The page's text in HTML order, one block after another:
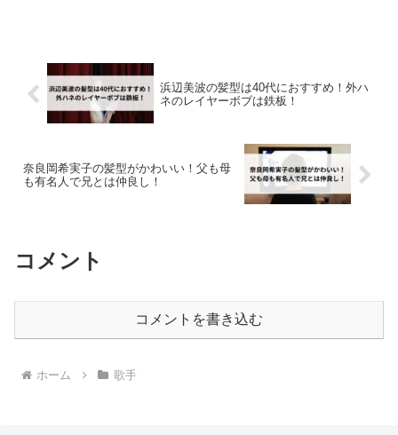
浜辺美波の髪型は40代におすすめ！外ハ
ネのレイヤーボブは鉄板！
奈良岡希実子の髪型がかわいい！父も母
も有名人で兄とは仲良し！
コメント
コメントを書き込む
ホーム 歌手